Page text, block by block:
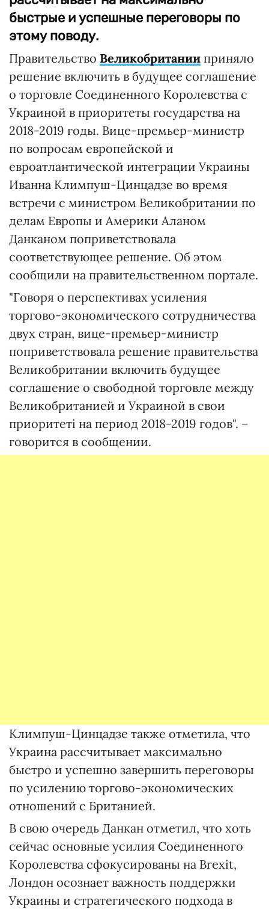
быстрые и успешные переговоры по
этому поводу.
Правительство Великобритании приняло
решение включить в будущее соглашение
о торговле Соединенного Королевства с
Украиной в приоритеты государства на
2018-2019 годы. Вице-премьер-министр
по вопросам европейской и
евроатлантической интеграции Украины
Иванна Климпуш-Цинцадзе во время
встречи с министром Великобритании по
делам Европы и Америки Аланом
Данканом поприветствовала
соответствующее решение. Об этом
сообщили на правительственном портале.
"Говоря о перспективах усиления
торгово-экономического сотрудничества
двух стран, вице-премьер-министр
поприветствовала решение правительства
Великобритании включить будущее
соглашение о свободной торговле между
Великобританией и Украиной в свои
приоритеті на период 2018-2019 годов". –
говорится в сообщении.
Климпуш-Цинцадзе также отметила, что
Украина рассчитывает максимально
быстро и успешно завершить переговоры
по усилению торгово-экономических
отношений с Британией.
В свою очередь Данкан отметил, что хоть
сейчас основные усилия Соединенного
Королевства сфокусированы на Brexit,
Лондон осознает важность поддержки
Украины и стратегического подхода в